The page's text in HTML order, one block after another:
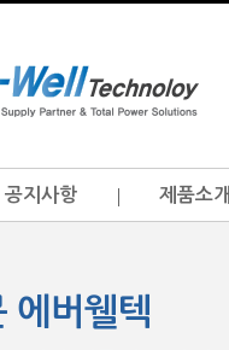
공지사항 제품소개
에버웰텍